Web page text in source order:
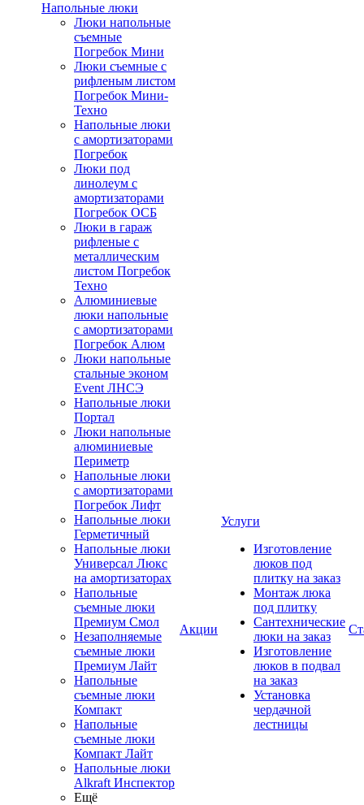
Напольные люки
Люки напольные
съемные
Погребок Мини
Люки съемные с
рифленым листом
Погребок Мини-
Техно
Напольные люки
с амортизаторами
Погребок
Люки под
линолеум с
амортизаторами
Погребок ОСБ
Люки в гараж
рифленые с
металлическим
листом Погребок
Техно
Алюминиевые
люки напольные
с амортизаторами
Погребок Алюм
Люки напольные
стальные эконом
Event ЛНСЭ
Напольные люки
Портал
Люки напольные
алюминиевые
Периметр
Напольные люки
с амортизаторами
Погребок Лифт
Напольные люки
Герметичный
Напольные люки
Универсал Люкс
на амортизаторах
Напольные
съемные люки
Премиум Смол
Незаполняемые
съемные люки
Премиум Лайт
Напольные
съемные люки
Компакт
Напольные
съемные люки
Компакт Лайт
Напольные люки
Alkraft Инспектор
Ещё
Акции
Услуги
Изготовление
люков под
плитку на заказ
Монтаж люка
под плитку
Сантехнические
люки на заказ
Изготовление
люков в подвал
на заказ
Установка
чердачной
лестницы